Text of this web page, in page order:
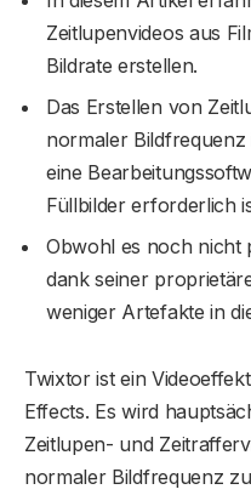
Zeitlupenvideos aus
Bildrate erstellen.
Das Erstellen von
normaler
eine
Füllbilder erforderlich
Obwohl es noch nicht
dank seiner
weniger Artefakte in
Twixtor ist ein
Effects. Es wird
Zeitlupen- und
normaler Bildfrequenz